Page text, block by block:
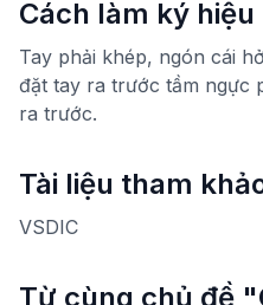
Cách làm ký hiệu
Tay phải khép, ngón cái
đặt tay ra trước tầm ngực
ra trước.
Tài liệu tham
VSDIC
Từ cùng chủ đề